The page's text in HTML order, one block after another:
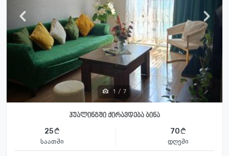
1 / 7
ჰუალინგში ქირავდება ბინა
25
საათში
70
დღეში